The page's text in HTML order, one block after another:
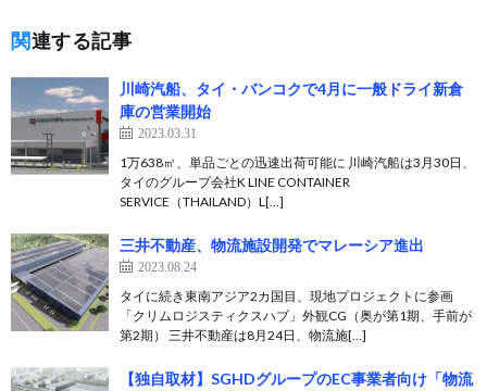
関連する記事
川崎汽船、タイ・バンコクで4月に一般ドライ新倉
庫の営業開始
2023.03.31
1万638㎡、単品ごとの迅速出荷可能に 川崎汽船は3月30日、
タイのグループ会社K LINE CONTAINER
SERVICE（THAILAND）L[…]
三井不動産、物流施設開発でマレーシア進出
2023.08.24
タイに続き東南アジア2カ国目、現地プロジェクトに参画
「クリムロジスティクスハブ」外観CG（奥が第1期、手前が
第2期） 三井不動産は8月24日、物流施[…]
【独自取材】SGHDグループのEC事業者向け「物流